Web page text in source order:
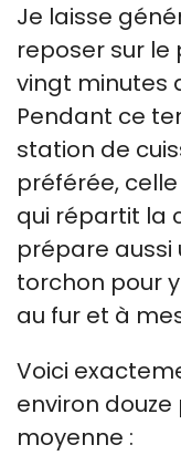
Je laisse
reposer sur
vingt minutes
Pendant ce
station de
préférée,
qui répartit la
prépare aussi
torchon pour
au fur et à
Voici
environ
moyenne :